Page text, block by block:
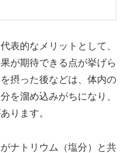
表的なメリットとして、
が期待できる点が挙げら
摂った後などは、体内の
を溜め込みがちになり、
ります。
ナトリウム（塩分）と共